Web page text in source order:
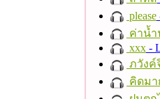
please
ค่าน้
xxx -
ภวังค์
คิดมา